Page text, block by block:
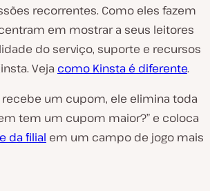
recorrentes. Como eles fazem
em mostrar a seus leitores
do serviço, suporte e recursos
Veja como Kinsta é diferente.
recebe um cupom, ele elimina toda
tem um cupom maior?” e coloca
da filial em um campo de jogo mais